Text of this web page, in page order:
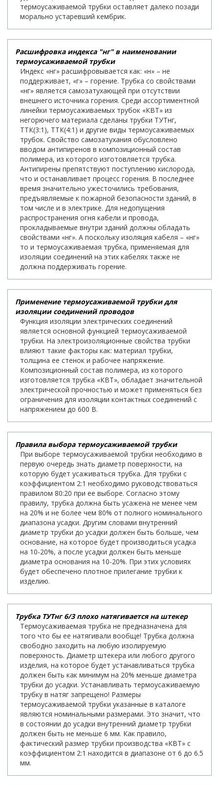
термоусаживаемой трубки оставляет далеко позади
морально устаревший кембрик.
Расшифровка индекса "нг" в наименовании
термоусаживаемой трубки
Индекс «нг» расшифровывается как: «н» – не
поддерживает, «г» – горение. Трубка со свойствами
«нг» является самозатухающей при отсутствии
внешнего источника горения. Среди ассортиментной
линейки термоусаживаемых трубок «КВТ» из
негорючего материала сделаны трубки ТУТнг,
ТТК(3:1), ТТК(4:1) и другие виды термоусаживаемых
трубок. Свойство самозатухания обусловлено
вводом антипиренов в композиционный состав
полимера, из которого изготовляется трубка.
Антипирены препятствуют поступлению кислорода,
что и останавливает процесс горения. В последнее
время значительно ужесточились требования,
предъявляемые к пожарной безопасности зданий, в
том числе и в электрике. Для недопущения
распространения огня кабели и провода,
прокладываемые внутри зданий должны обладать
свойствами «нг». А поскольку изоляция кабеля – «нг»
то и термоусаживаемая трубка, применяемая для
изоляции соединений на этих кабелях также не
должна поддерживать горение.
Применение термоусаживаемой трубки для
изоляции соединений проводов
Функция изоляции электрических соединений
является основной функцией термоусаживаемой
трубки. На электроизоляционные свойства трубки
влияют такие факторы как: материал трубки,
толщина ее стенок и рабочее напряжение.
Композиционный состав полимера, из которого
изготовляется трубка «КВТ», обладает значительной
электрической прочностью и может применяться без
ограничения для изоляции контактных соединений с
напряжением до 600 В.
Правила выбора термоусаживаемой трубки
При выборе термоусаживаемой трубки необходимо в
первую очередь знать диаметр поверхности, на
которую будет усаживаться трубка. Для трубки с
коэффициентом 2:1 необходимо руководствоваться
правилом 80:20 при ее выборе. Согласно этому
правилу, трубка должна быть усажена не менее чем
на 20% и не более чем 80% от полного номинального
диапазона усадки. Другим словами внутренний
диаметр трубки до усадки должен быть больше, чем
основание, на которое будет производиться усадка
на 10-20%, а после усадки должен быть меньше
диаметра основания на 10-20%. При этих условиях
будет обеспечено плотное прилегание трубки к
изделию.
Трубка ТУТнг 6/3 плохо натягивается на штекер
Термоусаживаемая трубка не предназначена для
того что бы ее натягивали вообще! Трубка должна
свободно заходить на любую изолируемую
поверхность. Диаметр штекера или любого другого
изделия, на которое будет устанавливаться трубка
должен быть как минимум на 20% меньше диаметра
трубки до усадки. Устанавливать термоусаживаемую
трубку в натяг запрещено! Размеры
термоусаживаемой трубки указанные в каталоге
являются номинальными размерами. Это значит, что
в состоянии до усадки внутренний диаметр трубки
должен быть не меньше 6 мм. Как правило,
фактический размер трубки производства «КВТ» с
коэффициентом 2:1 находится в диапазоне от 6 до 6.5
мм.